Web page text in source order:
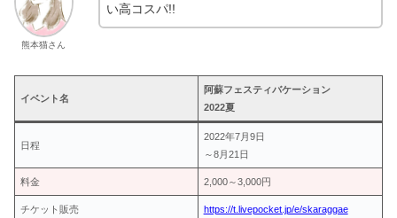
熊本猫さん
い高コスパ!!
イベント名
阿蘇フェスティバケーション
2022夏
日程
2022年7月9日
～8月21日
料金 2,000～3,000円
チケット販売 https://t.livepocket.jp/e/skaraggae